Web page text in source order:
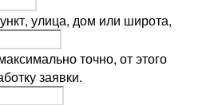
улица, дом или широта,
точно, от этого
заявки.